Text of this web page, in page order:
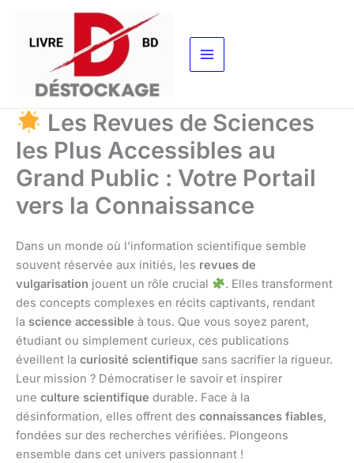
contenu
Les Revues de Sciences
les Plus Accessibles au
Grand Public : Votre Portail
vers la Connaissance
Dans un monde où l’information scientifique semble
souvent réservée aux initiés, les revues de
vulgarisation jouent un rôle crucial
. Elles transforment
des concepts complexes en récits captivants, rendant
la science accessible à tous. Que vous soyez parent,
étudiant ou simplement curieux, ces publications
éveillent la curiosité scientifique sans sacrifier la rigueur.
Leur mission ? Démocratiser le savoir et inspirer
une culture scientifique durable. Face à la
désinformation, elles offrent des connaissances fiables,
fondées sur des recherches vérifiées. Plongeons
ensemble dans cet univers passionnant !